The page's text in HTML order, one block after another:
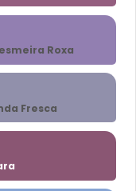
Roxa
Fresca